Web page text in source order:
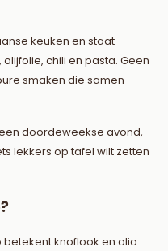
keuken en staat
chili en pasta. Geen
smaken die samen
doordeweekse avond,
lekkers op tafel wilt zetten
betekent knoflook en olio